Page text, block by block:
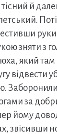
тісний й
зняти з
який там
відвести
Заборонили
за
йому
звісивши